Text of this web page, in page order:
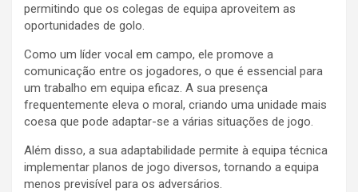
permitindo que os colegas de equipa aproveitem as
oportunidades de golo.
Como um líder vocal em campo, ele promove a
comunicação entre os jogadores, o que é essencial para
um trabalho em equipa eficaz. A sua presença
frequentemente eleva o moral, criando uma unidade mais
coesa que pode adaptar-se a várias situações de jogo.
Além disso, a sua adaptabilidade permite à equipa técnica
implementar planos de jogo diversos, tornando a equipa
menos previsível para os adversários.